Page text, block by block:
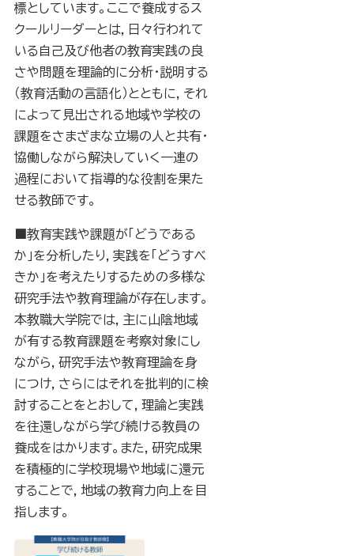
標としています。ここで養成するス
クールリーダーとは，日々行われて
いる自己及び他者の教育実践の良
さや問題を理論的に分析・説明する
（教育活動の言語化）とともに，それ
によって見出される地域や学校の
課題をさまざまな立場の人と共有・
協働しながら解決していく一連の
過程において指導的な役割を果た
せる教師です。
■教育実践や課題が「どうである
か」を分析したり，実践を「どうすべ
きか」を考えたりするための多様な
研究手法や教育理論が存在します。
本教職大学院では，主に山陰地域
が有する教育課題を考察対象にし
ながら，研究手法や教育理論を身
につけ，さらにはそれを批判的に検
討することをとおして，理論と実践
を往還しながら学び続ける教員の
養成をはかります。また，研究成果
を積極的に学校現場や地域に還元
することで，地域の教育力向上を目
指します。